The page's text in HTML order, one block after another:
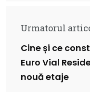
Urmatorul
Cine și ce
Euro Vial
nouă etaje